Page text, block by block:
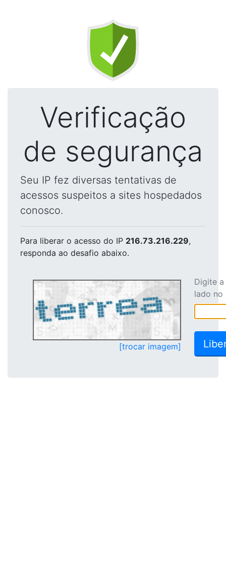
Verificação
de segurança
Seu IP fez diversas tentativas de
acessos suspeitos a sites hospedados
conosco.
Para liberar o acesso do IP 216.73.216.229,
responda ao desafio abaixo.
[trocar imagem]
Digite
lado no